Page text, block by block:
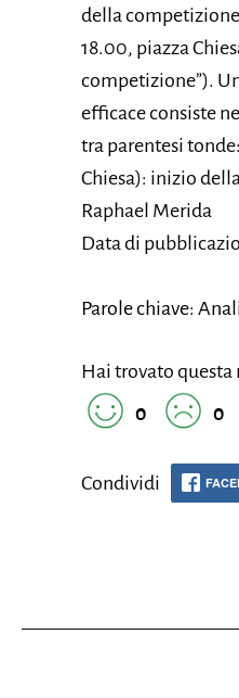
della
18.00, piazza
competizione”).
efficace consiste
tra parentesi
Chiesa): inizio
Raphael Merida
Data di
Parole chiave:
Hai trovato questa
0
0
Condividi